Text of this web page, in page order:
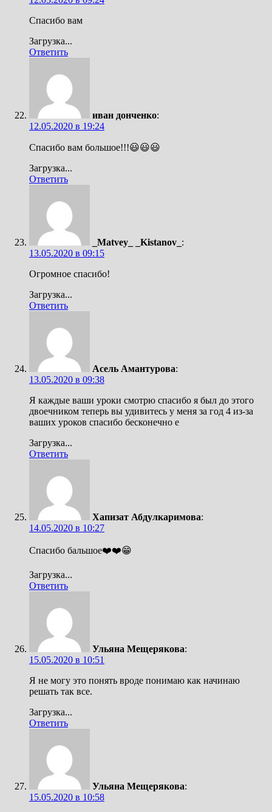
Спасибо вам
Загрузка...
Ответить
иван донченко:
12.05.2020 в 19:24
Спасибо вам большое!!!😃😃😃
Загрузка...
Ответить
_Matvey_ _Kistanov_ :
13.05.2020 в 09:15
Огромное спасибо!
Загрузка...
Ответить
Асель Амантурова:
13.05.2020 в 09:38
Я каждые ваши уроки смотрю спасибо я был до этого
двоечником теперь вы удивитесь у меня за год 4 из-за
ваших уроков спасибо бесконечно е
Загрузка...
Ответить
Хапизат Абдулкаримова:
14.05.2020 в 10:27
Спасибо бальшое❤️❤️😁
Загрузка...
Ответить
Ульяна Мещерякова:
15.05.2020 в 10:51
Я не могу это понять вроде понимаю как начинаю
решать так все.
Загрузка...
Ответить
Ульяна Мещерякова:
15.05.2020 в 10:58